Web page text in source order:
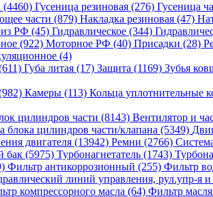
(4460) Гусеница резиновая (276) Гусеница
части (879) Накладка резиновая (47)
РФ (45) Гидравлическое (344)
(922) Моторное РФ (40) Присадки (28)
(4)
Губа литая (17) Защита (1169) Зубья
Камеры (113) Кольца уплотнительные
цилиндров части (8143) Вентилятор и
блока цилиндров части/клапана (5349)
двигателя (13942) Ремни (2766)
бак (5975) Турбонагнетатель (1743)
Фильтр антикоррозионный (255) Фильтр
линий управления, рул.упр-я
компрессорного масла (64) Фильтр